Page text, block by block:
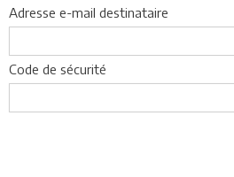
Adresse e-mail destinataire
Code de sécurité